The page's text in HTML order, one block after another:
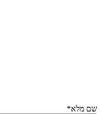
שם מלא*